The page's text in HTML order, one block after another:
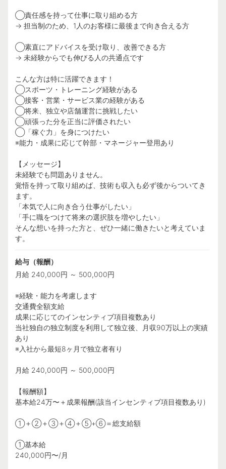
◯責任感を持って仕事に取り組める方
→ 担当制のため、1人のお客様に最後まで向き合える方
◯素直にアドバイスを受け取り、改善できる方
→ 未経験からでも伸びる人の共通点です
こんな方は特に活躍できます！
◯スポーツ・トレーニング経験がある
◯接客・営業・サービス業の経験がある
◯将来、独立や店舗運営に挑戦したい
◯頑張った分を正当に評価されたい
◯「稼ぐ力」を身につけたい
※能力・成果に応じて幹部・マネージャー登用あり
【メッセージ】
未経験でも問題ありません。
覚悟を持って取り組めば、技術も収入も必ず後からついてき
ます。
「本気で人に向き合う仕事がしたい」
「手に職をつけて将来の選択肢を増やしたい」
そんな想いを持った方と、ぜひ一緒に働きたいと考えていま
す。
給与（報酬）
月給 240,000円 ～ 500,000円
※経験・能力を考慮します
交通費全額支給
成果に応じてのインセンティブ項目複数あり
当社独自の独立制度を利用して独立後、月収90万以上の実績
あり
※入社から最短8ヶ月で独立者有り
月給 240,000円 ～ 500,000円
【報酬額】
基本給24万〜＋成果報酬(該当インセンティブ項目複数あり)
①＋②＋③＋④＋⑤+⑥＝総支給額
①基本給
240,000円〜/月